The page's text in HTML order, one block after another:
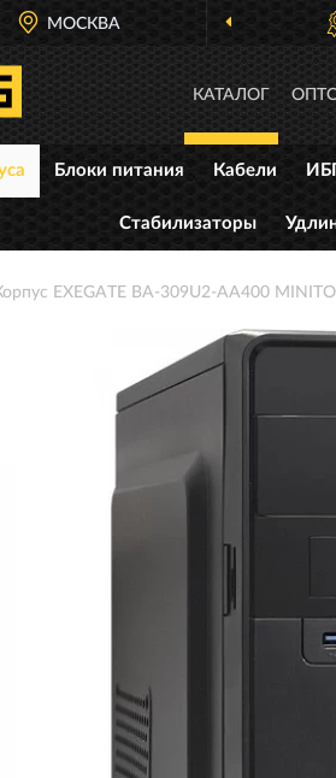
МОСКВАОФИЦИАЛЬНЫЙ ДИЛЕР
КАТАЛОГ
Блоки питания Кабели
Стабилизаторы
EXEGATE BA-309U2-AA400